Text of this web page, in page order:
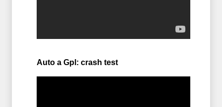
Auto a Gpl: crash test